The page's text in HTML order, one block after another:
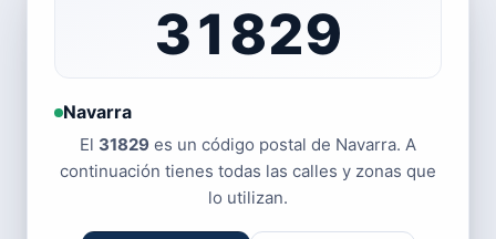
31829
Navarra
El 31829 es un código postal de Navarra. A
continuación tienes todas las calles y zonas que
lo utilizan.